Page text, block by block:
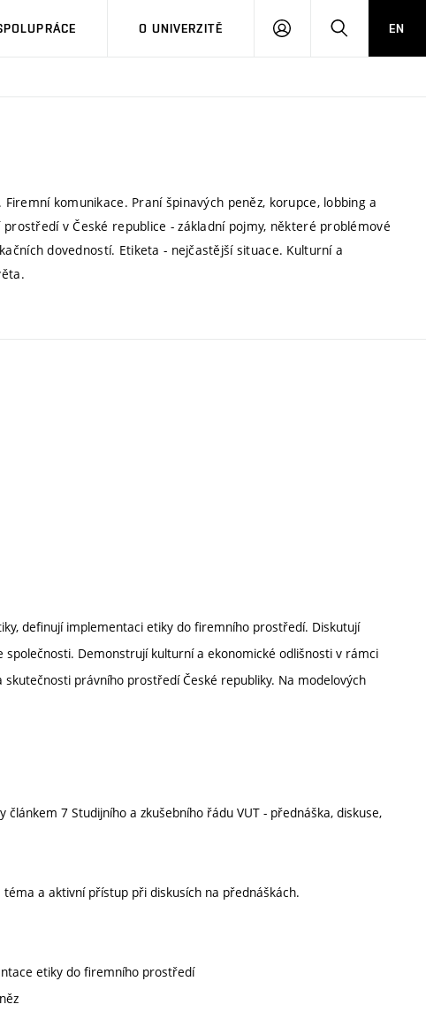
O UNIVERZITĚ
PŘIHLÁSIT HLEDATEN
komunikace. Praní špinavých peněz, korupce, lobbing a
v České republice - základní pojmy, některé problémové
dovedností. Etiketa - nejčastější situace. Kulturní a
definují implementaci etiky do firemního prostředí. Diskutují
Demonstrují kulturní a ekonomické odlišnosti v rámci
právního prostředí České republiky. Na modelových
7 Studijního a zkušebního řádu VUT - přednáška, diskuse,
a aktivní přístup při diskusích na přednáškách.
etiky do firemního prostředí